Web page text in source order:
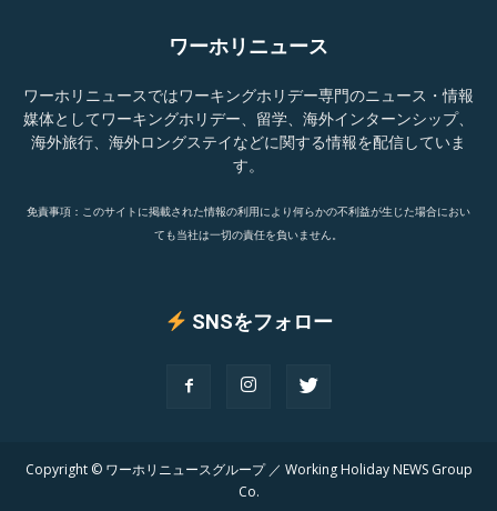
ワーホリニュース
ワーホリニュースではワーキングホリデー専門のニュース・情報
媒体としてワーキングホリデー、留学、海外インターンシップ、
海外旅行、海外ロングステイなどに関する情報を配信していま
す。
免責事項：このサイトに掲載された情報の利用により何らかの不利益が生じた場合におい
ても当社は一切の責任を負いません。
SNSをフォロー
Copyright © ワーホリニュースグループ ／ Working Holiday NEWS Group
Co.